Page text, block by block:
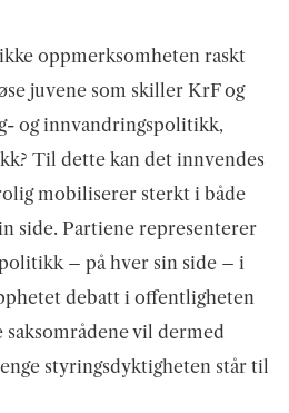
oppmerksomheten raskt
juvene som skiller KrF og
og innvandringspolitikk,
Til dette kan det innvendes
mobiliserer sterkt i både
side. Partiene representerer
– på hver sin side – i
debatt i offentligheten
saksområdene vil dermed
styringsdyktigheten står til